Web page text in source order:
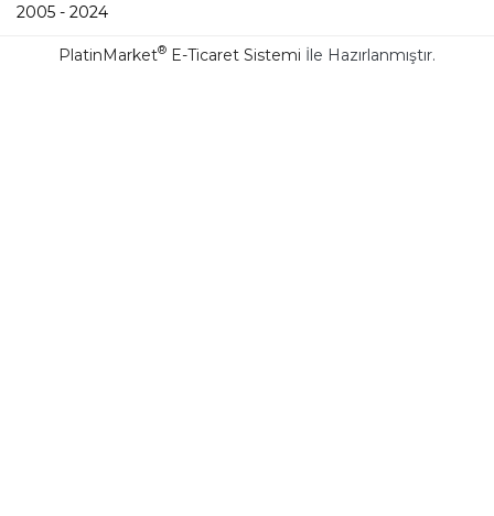
2005 - 2024
PlatinMarket® E-Ticaret Sistemi İle Hazırlanmıştır.